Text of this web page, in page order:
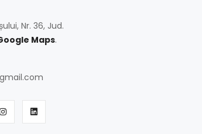
Nr. 36, Jud.
Maps.